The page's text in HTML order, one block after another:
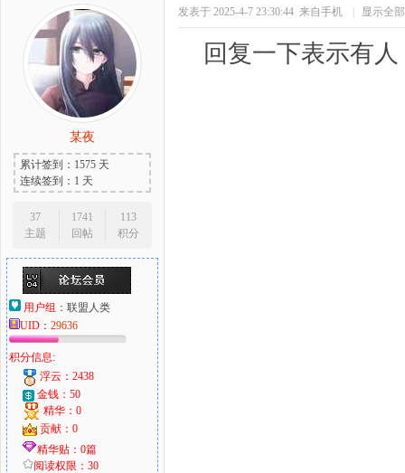
某夜
累计签到：1575 天
连续签到：1 天
37
主题
1741
回帖
113
积分
用户组： 联盟人类
UID： 29636
积分信息:
浮云：2438
金钱：50
精华：0
贡献：0
精华贴：0篇
阅读权限：30
发表于 2025-4-7 23:30:44 来自手机 显示全
回复一下表示有